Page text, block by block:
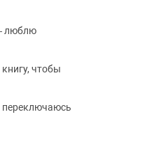
люблю
чтобы
переключаюсь